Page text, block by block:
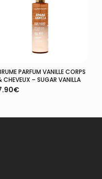
Ajouter Au Panier
PARFUM VANILLE CORPS
CHEVEUX – SUGAR VANILLA
€